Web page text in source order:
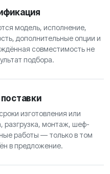
модель, исполнение,
дополнительные опции и
совместимость не
подбора.
изготовления или
разгрузка, монтаж, шеф-
работы — только в том
в предложение.